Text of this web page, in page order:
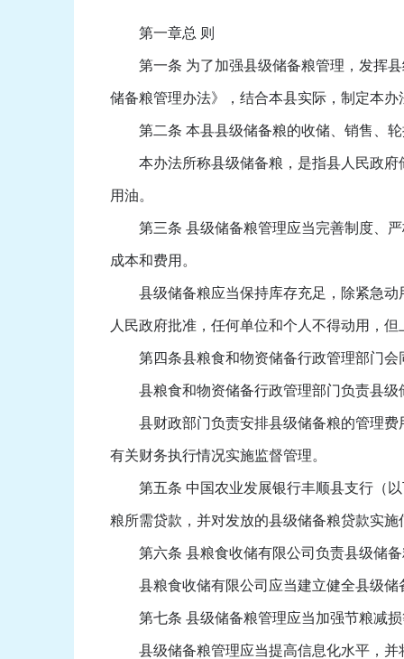
第一章总 则
第一条 为了加强县级储备粮管理，发挥县
储备粮管理办法》，结合本县实际，制定本办
第二条 本县县级储备粮的收储、销售、轮
本办法所称县级储备粮，是指县人民政府
用油。
第三条 县级储备粮管理应当完善制度、严
成本和费用。
县级储备粮应当保持库存充足，除紧急动
人民政府批准，任何单位和个人不得动用，
第四条县粮食和物资储备行政管理部门会
县粮食和物资储备行政管理部门负责县级
县财政部门负责安排县级储备粮的管理费
有关财务执行情况实施监督管理。
第五条 中国农业发展银行丰顺县支行（以
粮所需贷款，并对发放的县级储备粮贷款实施
第六条 县粮食收储有限公司负责县级储备
县粮食收储有限公司应当建立健全县级储
第七条 县级储备粮管理应当加强节粮减损
县级储备粮管理应当提高信息化水平，并